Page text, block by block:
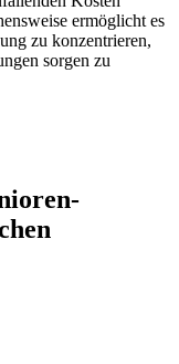
ermöglicht es
zu konzentrieren,
sorgen zu